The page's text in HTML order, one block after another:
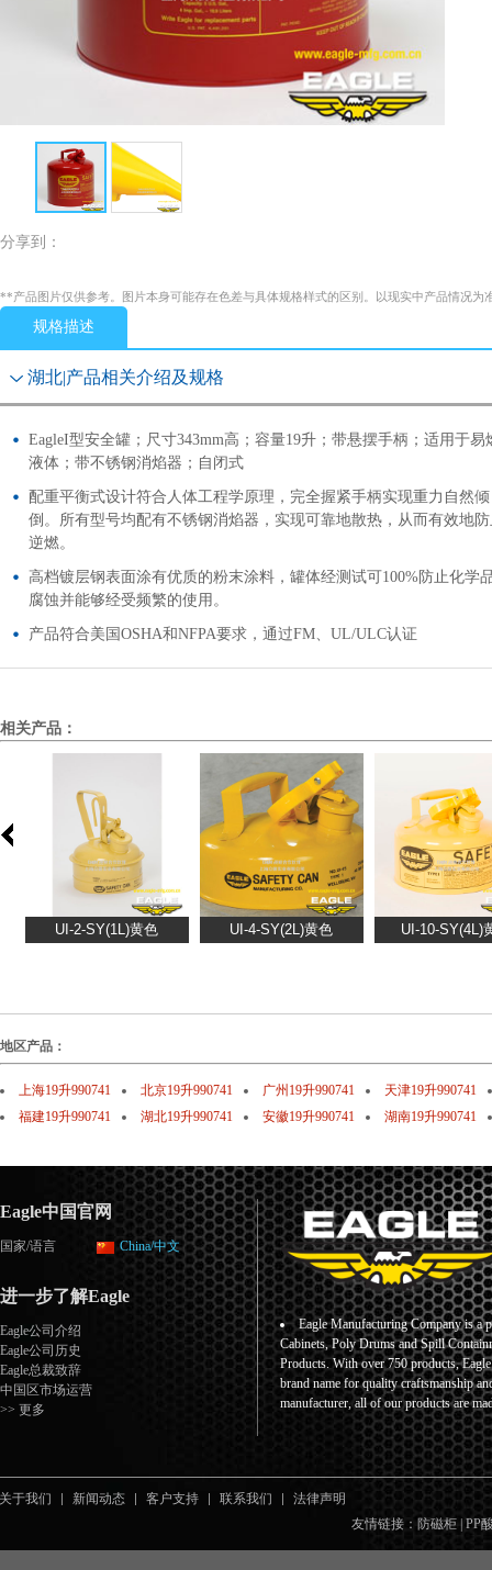
分享到：
**产品图片仅供参考。图片本身可能存在色差与具体规格样式的区别。以现实中产品情况为
规格描述
湖北|产品相关介绍及规格
EagleI型安全罐；尺寸343mm高；容量19升；带悬摆手柄；适用于易
液体；带不锈钢消焰器；自闭式
配重平衡式设计符合人体工程学原理，完全握紧手柄实现重力自然倾
倒。所有型号均配有不锈钢消焰器，实现可靠地散热，从而有效地
逆燃。
高档镀层钢表面涂有优质的粉末涂料，罐体经测试可100%防止化学
腐蚀并能够经受频繁的使用。
产品符合美国OSHA和NFPA要求，通过FM、UL/ULC认证
相关产品：
地区产品：
上海19升990741 北京19升990741 广州19升990741
天津19升990741
福建19升990741
湖北19升990741 安徽19升990741 湖南19升990741
Eagle中国官网
国家/语言 China/中文
进一步了解Eagle
Eagle公司介绍
Eagle公司历史
Eagle总裁致辞
中国区市场运营
>> 更多
Eagle Manufacturing Company is a
Cabinets, Poly Drums and Spill
Products. With over 750 products,
brand name for quality craftsmanship
manufacturer, all of our products are
关于我们 新闻动态 客户支持 联系我们
法律声明
友情链接： 防磁柜 PP